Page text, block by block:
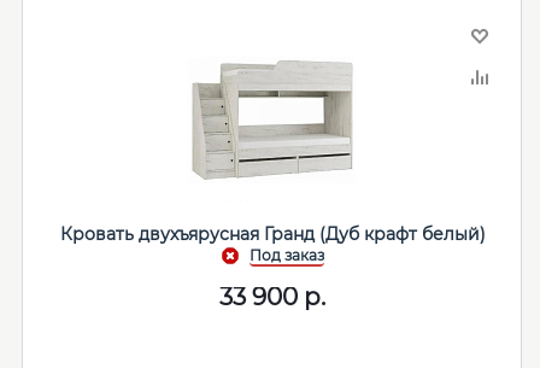
Кровать двухъярусная Гранд (Дуб крафт белый)
33 900 р.